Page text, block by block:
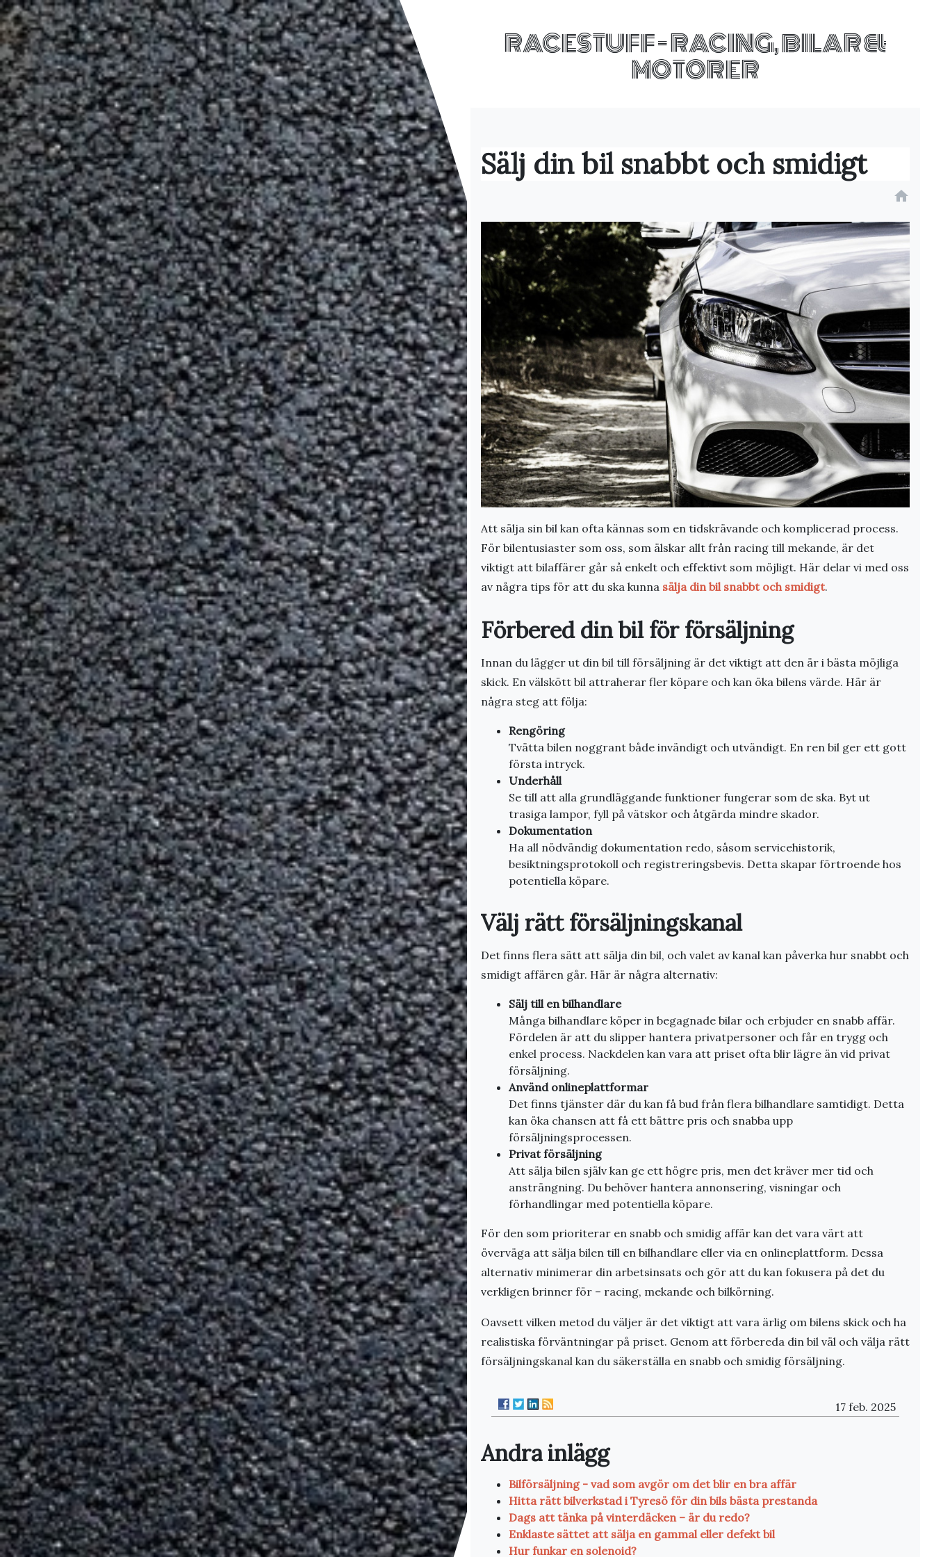
RACESTUFF - RACING, BILAR &
MOTORER
Sälj din bil snabbt och smidigt
home
Att sälja sin bil kan ofta kännas som en tidskrävande och komplicerad process.
För bilentusiaster som oss, som älskar allt från racing till mekande, är det
viktigt att bilaffärer går så enkelt och effektivt som möjligt. Här delar vi med oss
av några tips för att du ska kunna sälja din bil snabbt och smidigt.
Förbered din bil för försäljning
Innan du lägger ut din bil till försäljning är det viktigt att den är i bästa möjliga
skick. En välskött bil attraherar fler köpare och kan öka bilens värde. Här är
några steg att följa:
Rengöring
Tvätta bilen noggrant både invändigt och utvändigt. En ren bil ger ett gott
första intryck.
Underhåll
Se till att alla grundläggande funktioner fungerar som de ska. Byt ut
trasiga lampor, fyll på vätskor och åtgärda mindre skador.
Dokumentation
Ha all nödvändig dokumentation redo, såsom servicehistorik,
besiktningsprotokoll och registreringsbevis. Detta skapar förtroende hos
potentiella köpare.
Välj rätt försäljningskanal
Det finns flera sätt att sälja din bil, och valet av kanal kan påverka hur snabbt och
smidigt affären går. Här är några alternativ:
Sälj till en bilhandlare
Många bilhandlare köper in begagnade bilar och erbjuder en snabb affär.
Fördelen är att du slipper hantera privatpersoner och får en trygg och
enkel process. Nackdelen kan vara att priset ofta blir lägre än vid privat
försäljning.
Använd onlineplattformar
Det finns tjänster där du kan få bud från flera bilhandlare samtidigt. Detta
kan öka chansen att få ett bättre pris och snabba upp
försäljningsprocessen.
Privat försäljning
Att sälja bilen själv kan ge ett högre pris, men det kräver mer tid och
ansträngning. Du behöver hantera annonsering, visningar och
förhandlingar med potentiella köpare.
För den som prioriterar en snabb och smidig affär kan det vara värt att
överväga att sälja bilen till en bilhandlare eller via en onlineplattform. Dessa
alternativ minimerar din arbetsinsats och gör att du kan fokusera på det du
verkligen brinner för – racing, mekande och bilkörning.
Oavsett vilken metod du väljer är det viktigt att vara ärlig om bilens skick och ha
realistiska förväntningar på priset. Genom att förbereda din bil väl och välja rätt
försäljningskanal kan du säkerställa en snabb och smidig försäljning.
17 feb. 2025
Andra inlägg
Bilförsäljning - vad som avgör om det blir en bra affär
Hitta rätt bilverkstad i Tyresö för din bils bästa prestanda
Dags att tänka på vinterdäcken – är du redo?
Enklaste sättet att sälja en gammal eller defekt bil
Hur funkar en solenoid?